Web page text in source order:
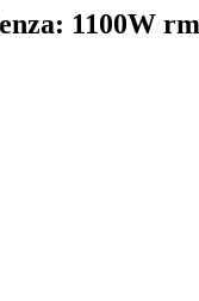
1100W